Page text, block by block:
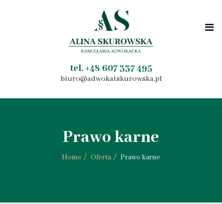
tel. +48 607 337 495
biuro@adwokatskurowska.pl
Prawo karne
Home Oferta Prawo karne